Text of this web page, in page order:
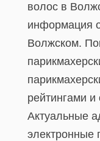
волос в
информация
Волжском.
рейтингами
Актуальные
электронные